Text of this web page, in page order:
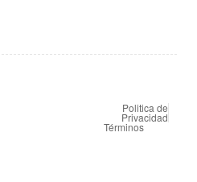
Politica de
Privacidad
Términos